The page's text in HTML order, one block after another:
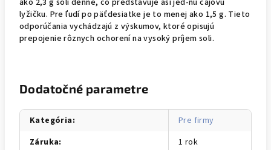
ako 2,3 g soli denne, čo predstavuje asi jed-nu čajovú
lyžičku. Pre ľudí po päťdesiatke je to menej ako 1,5 g. Tieto
odporúčania vychádzajú z výskumov, ktoré opisujú
prepojenie rôznych ochorení na vysoký príjem soli.
Dodatočné parametre
Kategória:
Pre firmy
Záruka:
1 rok